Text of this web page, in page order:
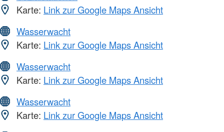
Karte: Link zur Google Maps Ansicht
Wasserwacht
Karte: Link zur Google Maps Ansicht
Wasserwacht
Karte: Link zur Google Maps Ansicht
Wasserwacht
Karte: Link zur Google Maps Ansicht